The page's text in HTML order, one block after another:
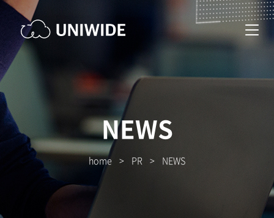
NEWS
home > PR > NEWS